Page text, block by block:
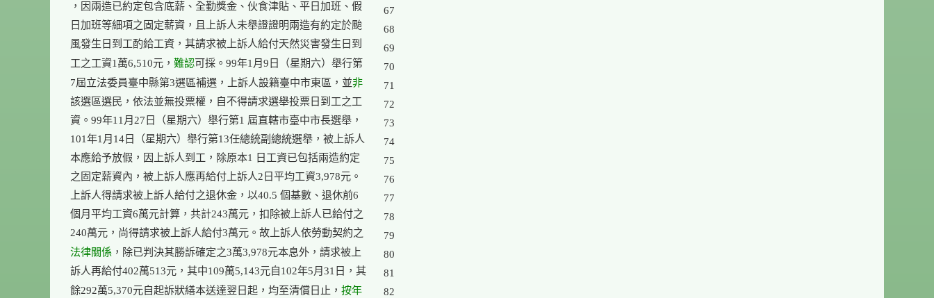
，因兩造已約定包含底薪、全勤獎金、伙食津貼、平日加班、假
日加班等細項之固定薪資，且上訴人未舉證證明兩造有約定於颱
風發生日到工酌給工資，其請求被上訴人給付天然災害發生日到
工之工資1萬6,510元， 難認可採。99年1月9日（星期六）舉行第
7屆立法委員臺中縣第3選區補選，上訴人設籍臺中市東區，並非
該選區選民，依法並無投票權，自不得請求選舉投票日到工之工
資。99年11月27日（星期六）舉行第1 屆直轄市臺中市長選舉，
101年1月14日（星期六）舉行第13任總統副總統選舉，被上訴人
本應給予放假，因上訴人到工，除原本1 日工資已包括兩造約定
之固定薪資內，被上訴人應再給付上訴人2日平均工資3,978元。
上訴人得請求被上訴人給付之退休金，以40.5 個基數、退休前6
個月平均工資6萬元計算，共計243萬元，扣除被上訴人已給付之
法律關係，除已判決其勝訴確定之3萬3,978元本息外，請求被上
訴人再給付402萬513元，其中109萬5,143元自102年5月31日，其
餘292萬5,370元自起訴狀繕本送達翌日起，均至清償日止， 按年
67
68
69
70
71
72
73
74
75
76
77
78
79
80
81
82